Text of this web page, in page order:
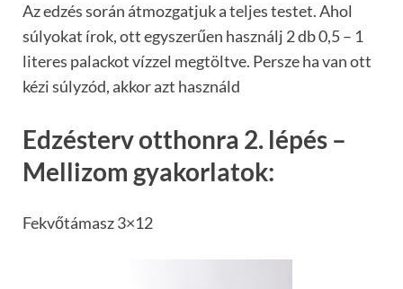
Az edzés során átmozgatjuk a teljes testet. Ahol
súlyokat írok, ott egyszerűen használj 2 db 0,5 – 1
literes palackot vízzel megtöltve. Persze ha van ott
kézi súlyzód, akkor azt használd
Edzésterv otthonra 2. lépés –
Mellizom gyakorlatok:
Fekvőtámasz 3×12